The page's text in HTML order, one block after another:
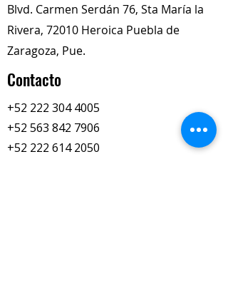
Aplicaciones:Utilizada en
motores Caterpillar para
maquinaria pesada,
sistemas de admisión, escape o
Blvd. Carmen Serdán 76, Sta María la
Rivera, 72010 Heroica Puebla de
Zaragoza, Pue.
Contacto
+52 222 304 4005
+52 563 842 7906
+52 222 614 2050